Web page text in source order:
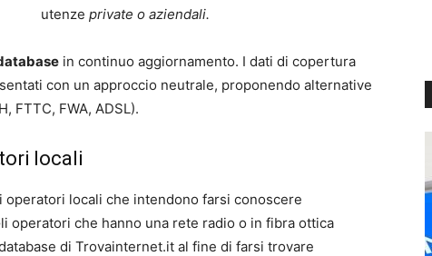
utenze private o aziendali.
in continuo aggiornamento. I dati di copertura
con un approccio neutrale, proponendo alternative
FTTC, FWA, ADSL).
locali
locali che intendono farsi conoscere
operatori che hanno una rete radio o in fibra ottica
di Trovainternet.it al fine di farsi trovare